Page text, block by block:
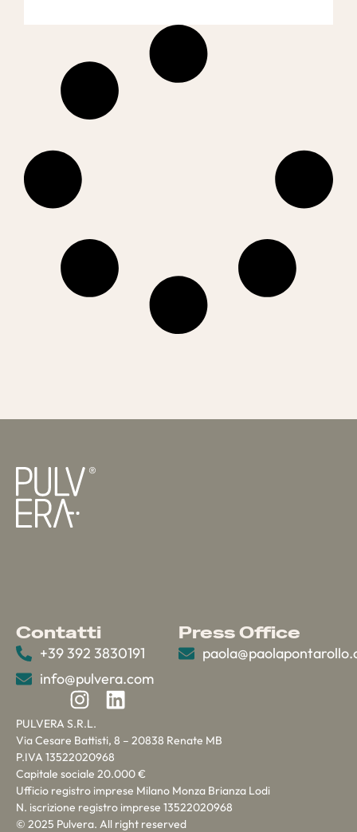
Contatti
+39 392 3830191
info@pulvera.com
Press Office
PULVERA S.R.L.
Via Cesare Battisti, 8 – 20838 Renate MB
P.IVA 13522020968
Capitale sociale 20.000 €
Ufficio registro imprese Milano Monza Brianza Lodi
N. iscrizione registro imprese 13522020968
© 2025 Pulvera. All right reserved